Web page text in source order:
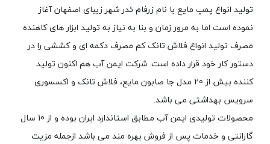
تولید انواع پمپ مایع با نام زرفام ئدر شهر زیبای اصفهان آغاز
نموده است اما به مرور زمان و بنا به نیاز به تولید ابزار های کاهنده
مصرف تولید انواع فلاش تانک کم مصرف دکمه ای و کششی را در
دستور کار خود قرار داده است. شرکت ایمن آب هم اکنون تولید
کننده بیش از 20 مدل جا صابون مایع، فلاش تانک و اکسسوری
سرویس بهداشتی می باشد.
محصولات تولیدی ایمن آب مطابق استاندارد ایران بوده و از 10 سال
گارانتی و خدمات پس از فروش بهره مند می باشد ازجمله مزیت